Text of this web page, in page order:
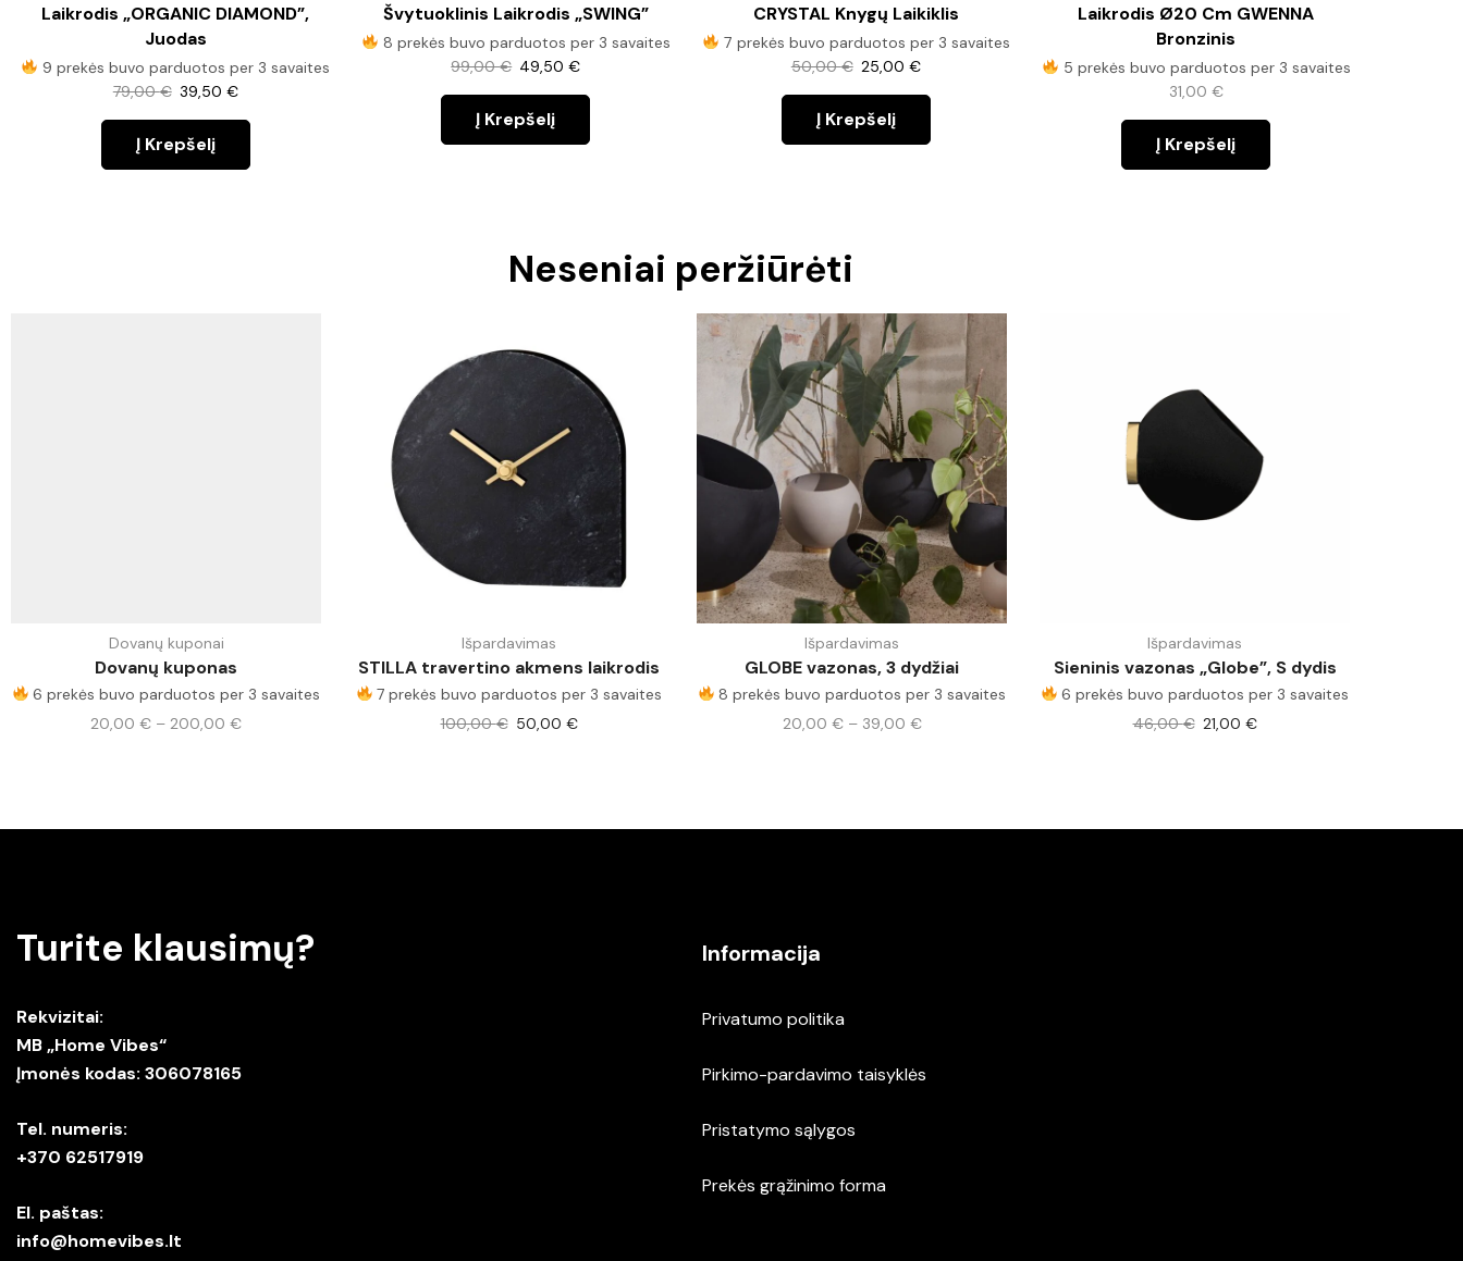
Laikrodis „ORGANIC DIAMOND”,
Juodas
9 prekės buvo parduotos per 3 savaites
79,00€ 39,50 €
Į Krepšelį
Švytuoklinis Laikrodis „SWING”
8 prekės buvo parduotos per 3 savaites
99,00€ 49,50€
Į Krepšelį
CRYSTAL Knygų Laikiklis
7 prekės buvo parduotos per 3 savaites
50,00€ 25,00 €
Į Krepšelį
Laikrodis Ø20 Cm GWENNA
Bronzinis
5 prekės buvo parduotos per 3 savaites
31,00 €
Į Krepšelį
Neseniai peržiūrėti
Dovanų kuponai
Dovanų kuponas
6 prekės buvo parduotos per 3 savaites
20,00 € – 200,00 €
Išpardavimas
STILLA travertino akmens laikrodis
7 prekės buvo parduotos per 3 savaites
100,00€ 50,00 €
Išpardavimas
GLOBE vazonas, 3 dydžiai
8 prekės buvo parduotos per 3 savaites
20,00 € – 39,00 €
Išpardavimas
Sieninis vazonas „Globe”, S dydis
6 prekės buvo parduotos per 3 savaites
46,00€ 21,00 €
Turite klausimų?
Rekvizitai:
MB „Home Vibes“
Įmonės kodas: 306078165
Tel. numeris:
+370 62517919
El. paštas:
info@homevibes.lt
Informacija
Privatumo politika
Pirkimo-pardavimo taisyklės
Pristatymo sąlygos
Prekės grąžinimo forma